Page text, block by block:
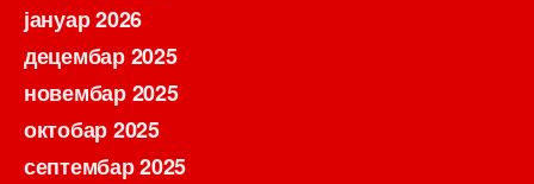
јануар 2026
децембар 2025
новембар 2025
октобар 2025
септембар 2025